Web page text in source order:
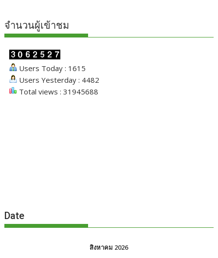
จำนวนผู้เข้าชม
Users Today : 1615
Users Yesterday : 4482
Total views : 31945688
Date
สิงหาคม 2026